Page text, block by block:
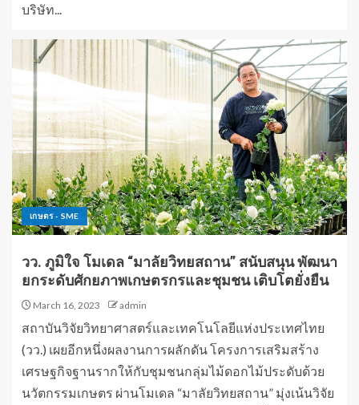
บริษัท...
เกษตร - SME
วว. ภูมิใจ โมเดล “มาลัยวิทยสถาน” สนับสนุน พัฒนา
ยกระดับศักยภาพเกษตรกรและชุมชน เติบโตยั่งยืน
March 16, 2023 admin
สถาบันวิจัยวิทยาศาสตร์และเทคโนโลยีแห่งประเทศไทย
(วว.) เผยอีกหนึ่งผลงานการผลักดัน โครงการเสริมสร้าง
เศรษฐกิจฐานรากให้กับชุมชนกลุ่มไม้ดอกไม้ประดับด้วย
นวัตกรรมเกษตร ผ่านโมเดล “มาลัยวิทยสถาน” มุ่งเน้นวิจัย